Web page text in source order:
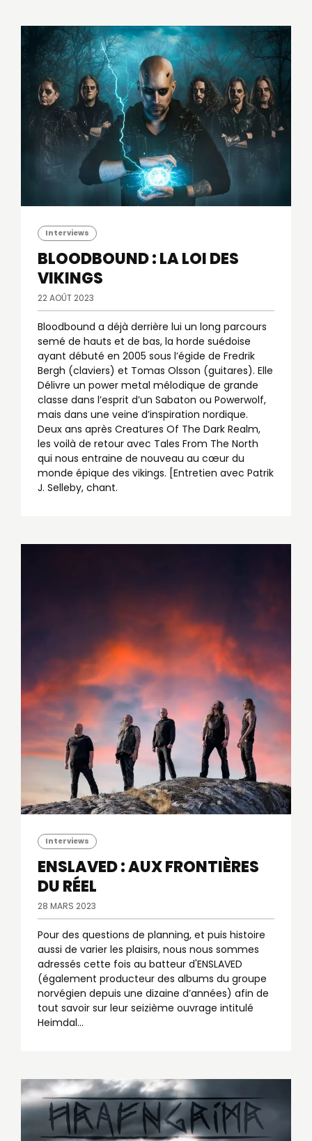
Interviews
BLOODBOUND : LA LOI DES
VIKINGS
22 AOÛT 2023
Bloodbound a déjà derrière lui un long parcours
semé de hauts et de bas, la horde suédoise
ayant débuté en 2005 sous l’égide de Fredrik
Bergh (claviers) et Tomas Olsson (guitares). Elle
Délivre un power metal mélodique de grande
classe dans l’esprit d’un Sabaton ou Powerwolf,
mais dans une veine d’inspiration nordique.
Deux ans après Creatures Of The Dark Realm,
les voilà de retour avec Tales From The North
qui nous entraine de nouveau au cœur du
monde épique des vikings. [Entretien avec Patrik
J. Selleby, chant.
Interviews
ENSLAVED : AUX FRONTIÈRES
DU RÉEL
28 MARS 2023
Pour des questions de planning, et puis histoire
aussi de varier les plaisirs, nous nous sommes
adressés cette fois au batteur d'ENSLAVED
(également producteur des albums du groupe
norvégien depuis une dizaine d’années) afin de
tout savoir sur leur seizième ouvrage intitulé
Heimdal...